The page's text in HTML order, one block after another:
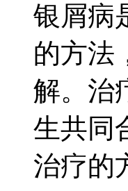
银屑病
的方法
解。治
生共同
治疗的